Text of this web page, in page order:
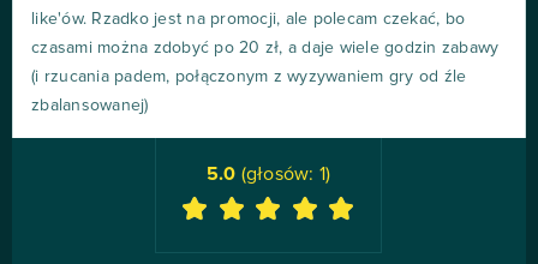
like'ów. Rzadko jest na promocji, ale polecam czekać, bo
czasami można zdobyć po 20 zł, a daje wiele godzin zabawy
(i rzucania padem, połączonym z wyzywaniem gry od źle
zbalansowanej)
5.0 (głosów: 1)